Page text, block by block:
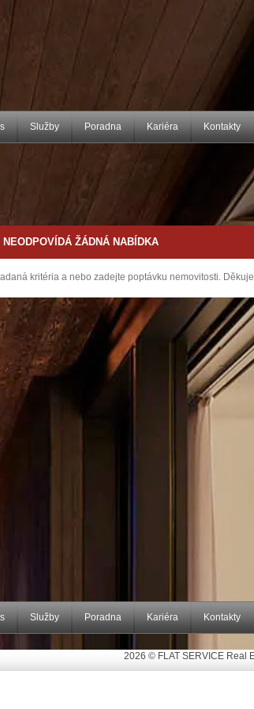
Služby Poradna Kariéra Kontakty
ŽÁDNÁ NABÍDKA
kritéria a nebo zadejte poptávku nemovitosti.
Služby Poradna Kariéra Kontakty
2026 © FLAT SERVICE Real